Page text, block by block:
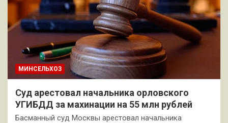
МИНСЕЛЬХОЗ
Суд арестовал начальника орловского
УГИБДД за махинации на 55 млн рублей
Басманный суд Москвы арестовал начальника